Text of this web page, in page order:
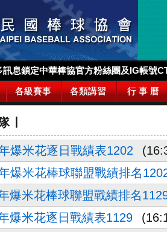
訊息鎖定中華棒協官方粉絲團及IG帳號
各級賽事 各類講習 行 事 曆
∣
爆米花逐日戰績表1202
爆米花棒球聯盟戰績排名
爆米花棒球聯盟戰績排名
爆米花逐日戰績表1129